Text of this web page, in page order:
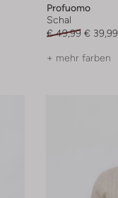
Profuomo
Schal
€ 49,99 € 39,99
+ mehr farben